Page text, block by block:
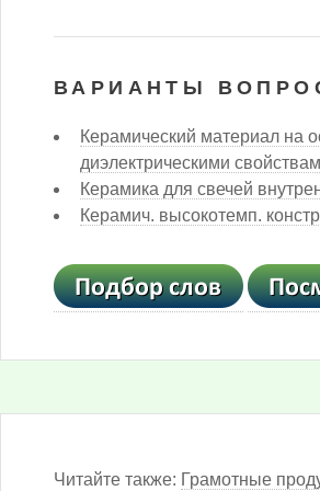
ВАРИАНТЫ
Керамический материал на
диэлектрическими
Керамика для свечей
Керамич. высокотемп.
Читайте также: Грамотные